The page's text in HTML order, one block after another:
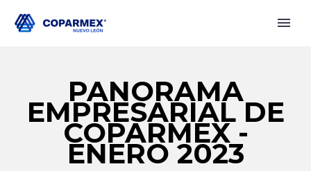
PANORAMA
EMPRESARIAL DE
COPARMEX -
ENERO 2023